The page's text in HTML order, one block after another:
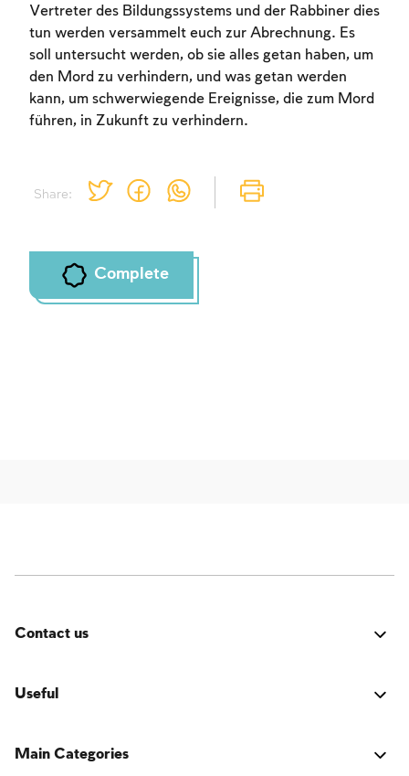
Share:
Vertreter des Bildungssystems und der Rabbiner dies
tun werden versammelt euch zur Abrechnung. Es
soll untersucht werden, ob sie alles getan haben, um
den Mord zu verhindern, und was getan werden
kann, um schwerwiegende Ereignisse, die zum Mord
führen, in Zukunft zu verhindern.
Complete
Contact us
Useful
Das Buch der jüdischen Tradition
Main Categories